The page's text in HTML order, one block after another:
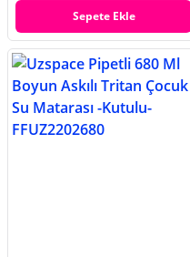
Sepete Ekle